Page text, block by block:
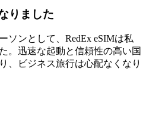
りました
ソンとして、RedEx eSIMは私
。迅速な起動と信頼性の高い国
、ビジネス旅行は心配なくなり